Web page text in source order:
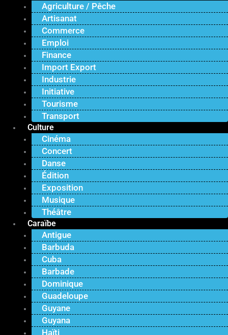
Agriculture / Pêche
Artisanat
Commerce
Emploi
Finance
Import Export
Industrie
Initiative
Tourisme
Transport
Culture
Cinéma
Concert
Danse
Édition
Exposition
Musique
Théâtre
Caraïbe
Antigue
Barbuda
Cuba
Barbade
Dominique
Guadeloupe
Guyane
Guyana
Haïti